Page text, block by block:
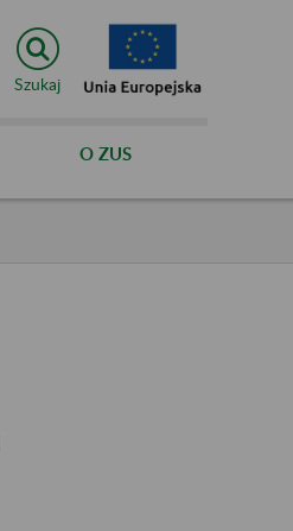
Szukaj
O ZUS